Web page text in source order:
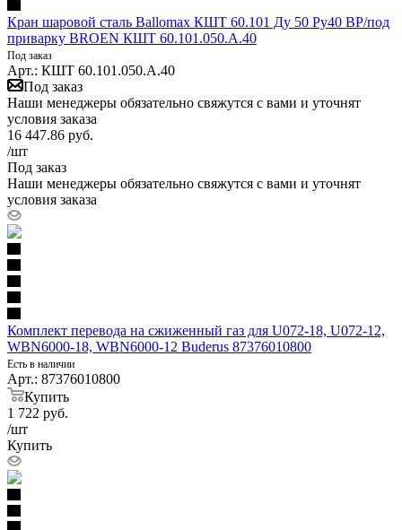
Кран шаровой сталь Ballomax КШТ 60.101 Ду 50 Ру40 ВР/под
приварку BROEN КШТ 60.101.050.А.40
Под заказ
Арт.: КШТ 60.101.050.А.40
Под заказ
Наши менеджеры обязательно свяжутся с вами и уточнят
условия заказа
16 447.86 руб.
/шт
Под заказ
Наши менеджеры обязательно свяжутся с вами и уточнят
условия заказа
Комплект перевода на сжиженный газ для U072-18, U072-12,
WBN6000-18, WBN6000-12 Buderus 87376010800
Есть в наличии
Арт.: 87376010800
Купить
1 722 руб.
/шт
Купить